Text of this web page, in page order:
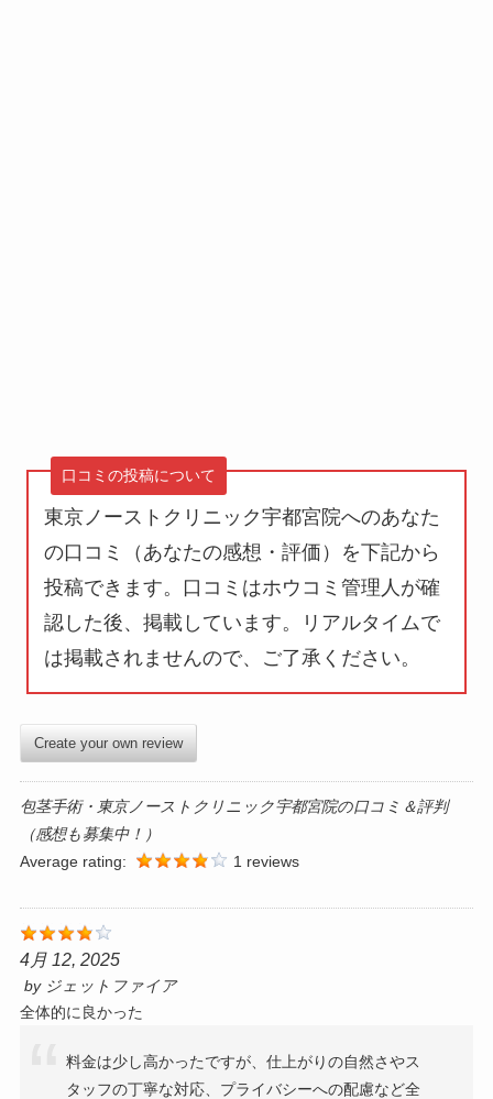
口コミの投稿について
東京ノーストクリニック宇都宮院へのあなた
の口コミ（あなたの感想・評価）を下記から
投稿できます。口コミはホウコミ管理人が確
認した後、掲載しています。
リアルタイムで
は掲載されませんので、ご了承ください。
Create your own review
包茎手術・東京ノーストクリニック宇都宮院の口コミ＆評判
（感想も募集中！）
Average rating:
1 reviews
4月 12, 2025
by ジェットファイア
全体的に良かった
料金は少し高かったですが、仕上がりの自然さやス
タッフの丁寧な対応、プライバシーへの配慮など全